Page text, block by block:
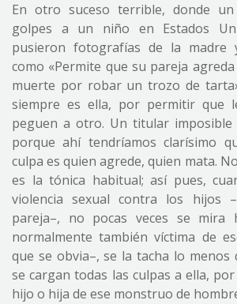
En otro suceso terrible, donde
golpes a un niño en Estados
pusieron fotografías de la madre
como «Permite que su pareja
muerte por robar un trozo de
siempre es ella, por permitir que
peguen a otro. Un titular
porque ahí tendríamos clarísimo
culpa es quien agrede, quien mata.
es la tónica habitual; así pues,
violencia sexual contra los hijos
pareja–, no pocas veces se mira
normalmente también víctima de
que se obvia–, se la tacha lo menos
se cargan todas las culpas a ella,
hijo o hija de ese monstruo de